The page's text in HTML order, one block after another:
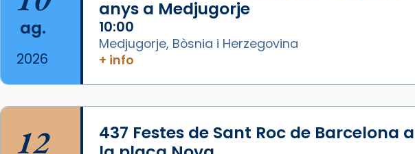
tingut lloc la missa d’acció de
gràcies en agraïment al comitè
organitzador de la visita
apostòlica del Sant Pare Lleó XIV
a Barcelona, i als col·laboradors,
L’arquebisbe de Barcelona, el
cardenal Joan Josep Omella, ha
ag.
2026
anys a Medjugorje
10:00
Medjugorje, Bòsnia i Herzegovina
+ info
12
437 Festes de Sant Roc de Barcelona a